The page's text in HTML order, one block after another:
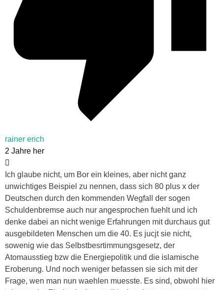
rainer erich
2 Jahre her
Ich glaube nicht, um Bor ein kleines, aber nicht ganz
unwichtiges Beispiel zu nennen, dass sich 80 plus x der
Deutschen durch den kommenden Wegfall der sogen
Schuldenbremse auch nur angesprochen fuehlt und ich
denke dabei an nicht wenige Erfahrungen mit durchaus gut
ausgebildeten Menschen um die 40. Es jucjt sie nicht,
sowenig wie das Selbstbesrtimmungsgesetz, der
Atomausstieg bzw die Energiepolitik und die islamische
Eroberung. Und noch weniger befassen sie sich mit der
Frage, wen man nun waehlen muesste. Es sind, obwohl hier